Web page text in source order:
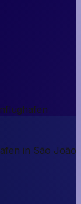
in São João